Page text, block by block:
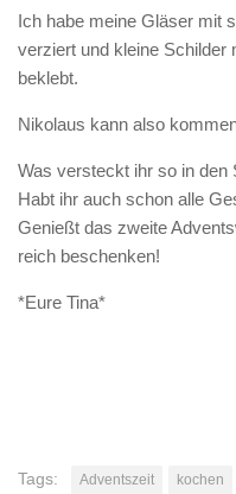
Ich habe meine Gläser mit
verziert und kleine Schilder
beklebt.
Nikolaus kann also
Was versteckt ihr so in den
Habt ihr auch schon alle
Genießt das zweite
reich beschenken!
*Eure Tina*
Tags: Adventszeit kochen